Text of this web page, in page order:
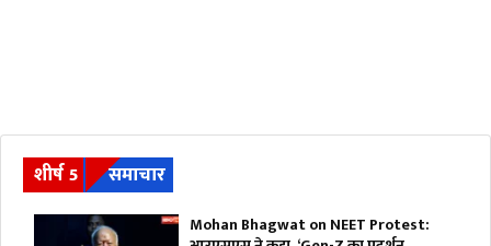
शीर्ष 5 समाचार
Mohan Bhagwat on NEET Protest: